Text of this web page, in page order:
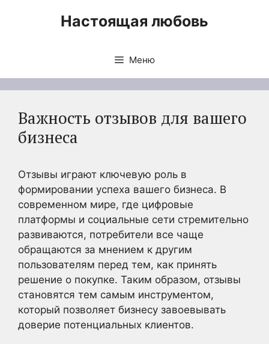
Настоящая любовь
Меню
Важность отзывов для вашего
бизнеса
Отзывы играют ключевую роль в
формировании успеха вашего бизнеса. В
современном мире, где цифровые
платформы и социальные сети стремительно
развиваются, потребители все чаще
обращаются за мнением к другим
пользователям перед тем, как принять
решение о покупке. Таким образом, отзывы
становятся тем самым инструментом,
который позволяет бизнесу завоевывать
доверие потенциальных клиентов.